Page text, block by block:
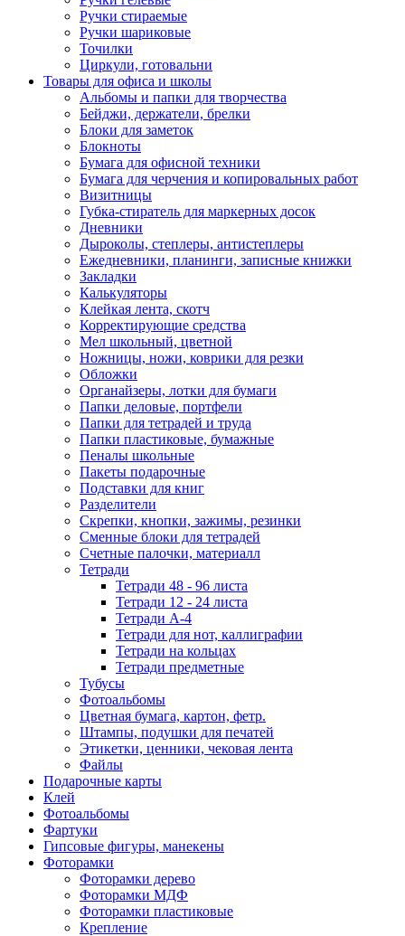
Ручки стираемые
Ручки шариковые
Точилки
Циркули, готовальни
Товары для офиса и школы
Альбомы и папки для творчества
Бейджи, держатели, брелки
Блоки для заметок
Блокноты
Бумага для офисной техники
Бумага для черчения и копировальных работ
Визитницы
Губка-стиратель для маркерных досок
Дневники
Дыроколы, степлеры, антистеплеры
Ежедневники, планинги, записные книжки
Закладки
Калькуляторы
Клейкая лента, скотч
Корректирующие средства
Мел школьный, цветной
Ножницы, ножи, коврики для резки
Обложки
Органайзеры, лотки для бумаги
Папки деловые, портфели
Папки для тетрадей и труда
Папки пластиковые, бумажные
Пеналы школьные
Пакеты подарочные
Подставки для книг
Разделители
Скрепки, кнопки, зажимы, резинки
Сменные блоки для тетрадей
Счетные палочки, материалл
Тетради
Тетради 48 - 96 листа
Тетради 12 - 24 листа
Тетради А-4
Тетради для нот, каллиграфии
Тетради на кольцах
Тетради предметные
Тубусы
Фотоальбомы
Цветная бумага, картон, фетр.
Штампы, подушки для печатей
Этикетки, ценники, чековая лента
Файлы
Подарочные карты
Клей
Фотоальбомы
Фартуки
Гипсовые фигуры, манекены
Фоторамки
Фоторамки дерево
Фоторамки МДФ
Фоторамки пластиковые
Крепление